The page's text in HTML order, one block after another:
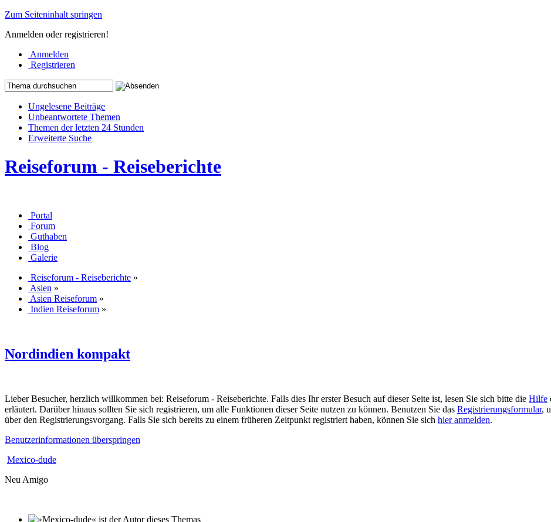
Zum Seiteninhalt springen
Anmelden oder registrieren!
Anmelden
Registrieren
Ungelesene Beiträge
Unbeantwortete Themen
Themen der letzten 24 Stunden
Erweiterte Suche
Reiseforum - Reiseberichte
Portal
Forum
Guthaben
Blog
Galerie
Reiseforum - Reiseberichte »
Asien »
Asien Reiseforum »
Indien Reiseforum »
Nordindien kompakt
Lieber Besucher, herzlich willkommen bei: Reiseforum - Reiseberichte. Falls dies Ihr erster Besuch auf dieser Seite ist, lesen Sie sich bitte die Hilfe
erläutert. Darüber hinaus sollten Sie sich registrieren, um alle Funktionen dieser Seite nutzen zu können. Benutzen Sie das Registrierungsformular,
über den Registrierungsvorgang. Falls Sie sich bereits zu einem früheren Zeitpunkt registriert haben, können Sie sich hier anmelden.
Benutzerinformationen überspringen
Mexico-dude
Neu Amigo